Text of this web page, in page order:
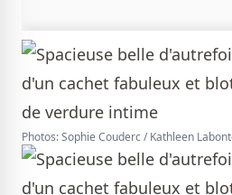
Photos: Sophie Couderc / Kathleen